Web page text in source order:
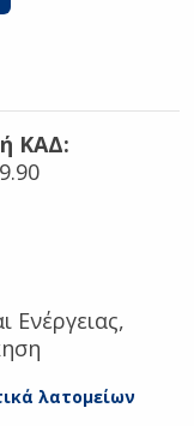
ή ΚΑΔ:
Ενέργειας,
λατομείων